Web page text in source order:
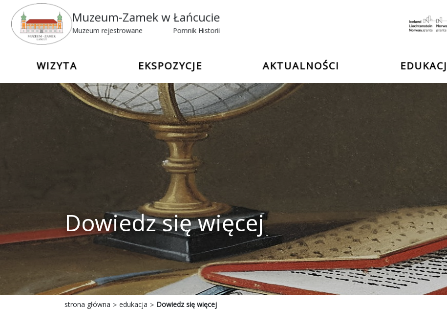
Muzeum-Zamek w Łańcucie
Muzeum rejestrowane Pomnik Historii
WIZYTA EKSPOZYCJE AKTUALNOŚCI
Dowiedz się więcej
strona główna edukacja Dowiedz się więcej